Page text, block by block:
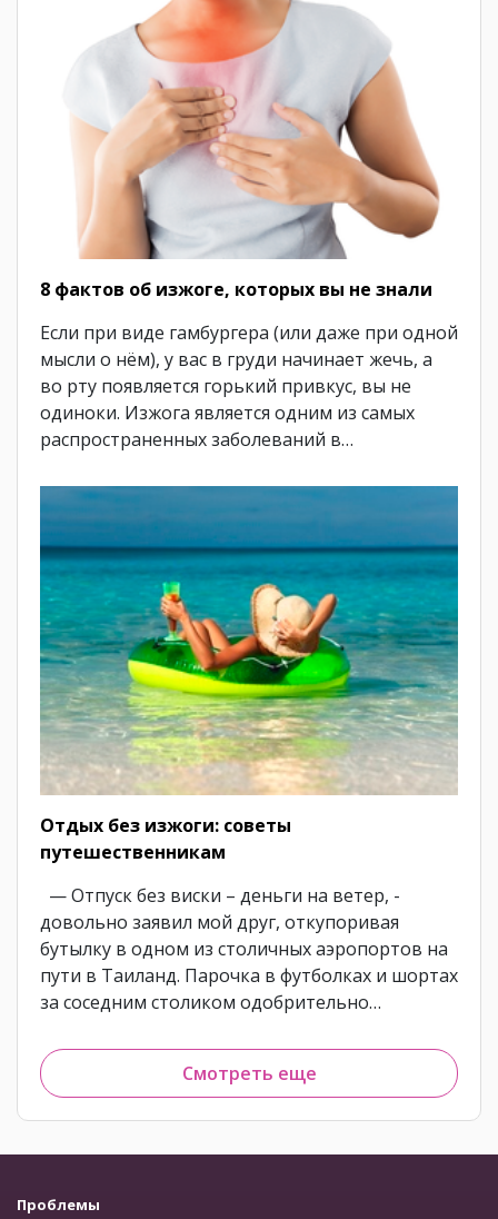
8 фактов об изжоге, которых вы не знали
Если при виде гамбургера (или даже при одной
мысли о нём), у вас в груди начинает жечь, а
во рту появляется горький привкус, вы не
одиноки. Изжога является одним из самых
распространенных заболеваний в…
Отдых без изжоги: советы
путешественникам
— Отпуск без виски – деньги на ветер, -
довольно заявил мой друг, откупоривая
бутылку в одном из столичных аэропортов на
пути в Таиланд. Парочка в футболках и шортах
за соседним столиком одобрительно…
Смотреть еще
Проблемы